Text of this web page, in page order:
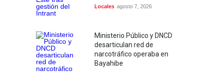
Locales agosto 7, 2026
Ministerio Público y DNCD
desarticulan red de
narcotráfico operaba en
Bayahibe